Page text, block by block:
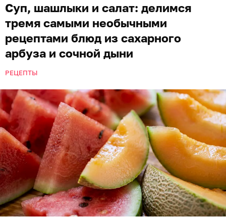
Суп, шашлыки и салат: делимся
тремя самыми необычными
рецептами блюд из сахарного
арбуза и сочной дыни
РЕЦЕПТЫ